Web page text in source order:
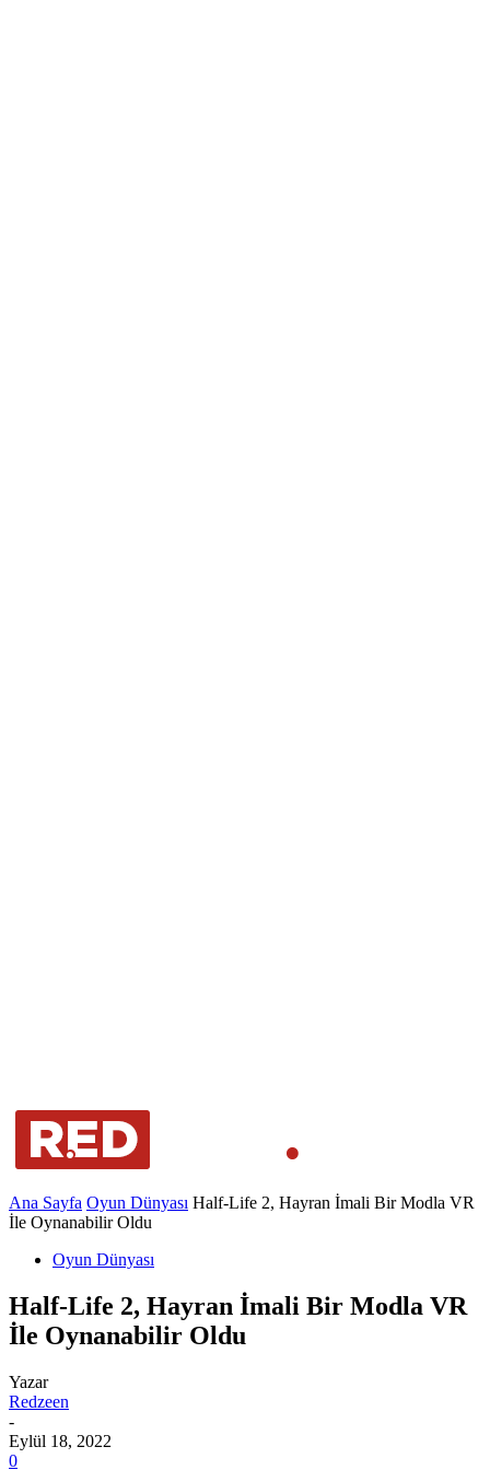
Ana Sayfa Oyun Dünyası Half-Life 2, Hayran İmali Bir Modla VR
İle Oynanabilir Oldu
Oyun Dünyası
Half-Life 2, Hayran İmali Bir Modla VR
İle Oynanabilir Oldu
Yazar
Redzeen
-
Eylül 18, 2022
0